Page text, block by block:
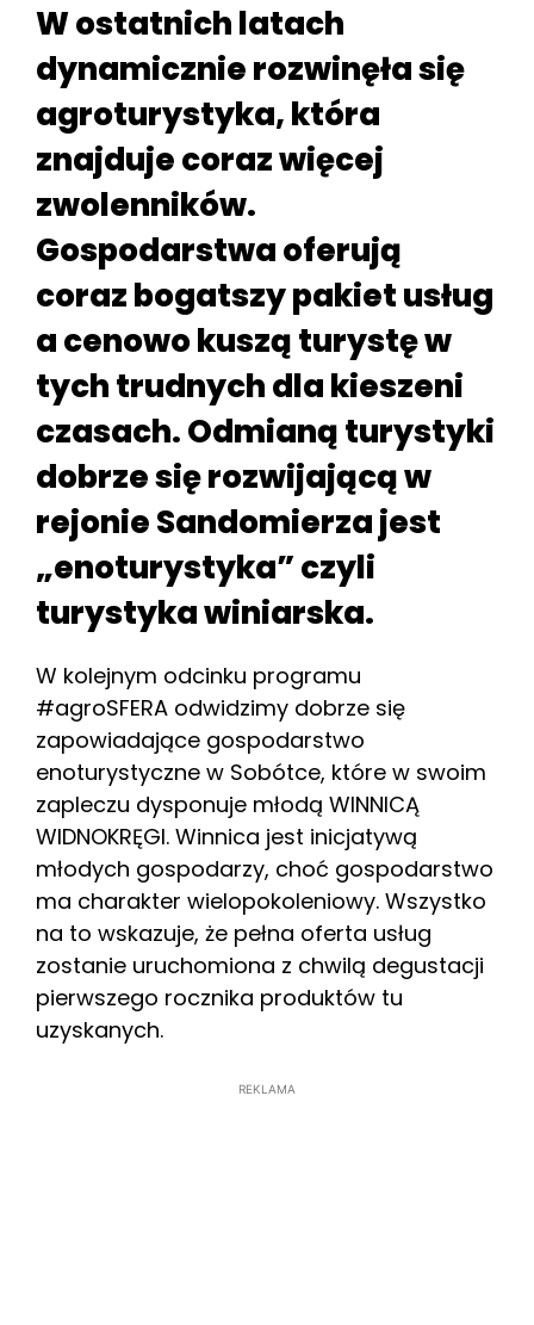
W ostatnich latach
dynamicznie rozwinęła się
agroturystyka, która
znajduje coraz więcej
zwolenników.
Gospodarstwa oferują
coraz bogatszy pakiet usług
a cenowo kuszą turystę w
tych trudnych dla kieszeni
czasach. Odmianą turystyki
dobrze się rozwijającą w
rejonie Sandomierza jest
„enoturystyka” czyli
turystyka winiarska.
W kolejnym odcinku programu
#agroSFERA odwidzimy dobrze się
zapowiadające gospodarstwo
enoturystyczne w Sobótce, które w swoim
zapleczu dysponuje młodą WINNICĄ
WIDNOKRĘGI. Winnica jest inicjatywą
młodych gospodarzy, choć gospodarstwo
ma charakter wielopokoleniowy. Wszystko
na to wskazuje, że pełna oferta usług
zostanie uruchomiona z chwilą degustacji
pierwszego rocznika produktów tu
uzyskanych.
REKLAMA